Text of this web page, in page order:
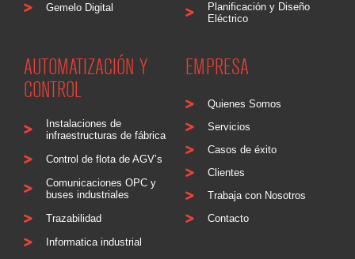
Gemelo Digital
Planificación y Diseño
Eléctrico
AUTOMATIZACIÓN Y
CONTROL
Instalaciones de
infraestructuras de fábrica
Control de flota de AGV’s
Comunicaciones OPC y
buses industriales
Trazabilidad
Informatica industrial
EMPRESA
Quienes Somos
Servicios
Casos de éxito
Clientes
Trabaja con Nosotros
Contacto